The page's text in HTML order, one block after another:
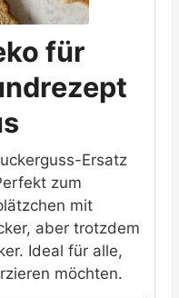
für
Ersatz
zum
mit
aber trotzdem
Ideal für alle,
möchten.